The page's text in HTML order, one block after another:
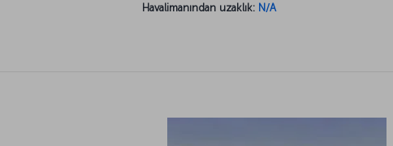
Havalimanından uzaklık: N/A